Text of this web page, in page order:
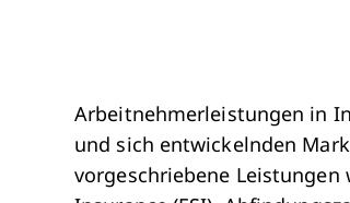
Arbeitnehmerleistungen in
und sich entwickelnden
vorgeschriebene Leistungen